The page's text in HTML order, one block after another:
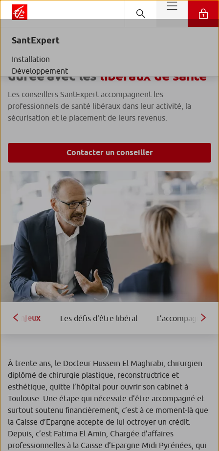
SantExpert
Installation
Développement
Un accompagnement dans la
durée avec les libéraux de santé
Les conseillers SantExpert accompagnent les
professionnels de santé libéraux dans leur activité, la
sécurisation et le placement de leurs revenus.
Contacter un conseiller
Enjeux Les défis d'être libéral
À trente ans, le Docteur Hussein El Maghrabi, chirurgien
diplômé de chirurgie plastique, reconstructrice et
esthétique, quitte l’hôpital pour ouvrir son cabinet à
Toulouse. Une étape qui nécessite d’être accompagné et
surtout soutenu ﬁnancièrement, c’est à ce moment-là que
la Caisse d’Epargne accepte de lui octroyer un crédit.
Depuis, c’est Fatima El Amin, Chargée d’aﬀaires
professionnelles à la Caisse d’Epargne Midi Pyrénées, qui